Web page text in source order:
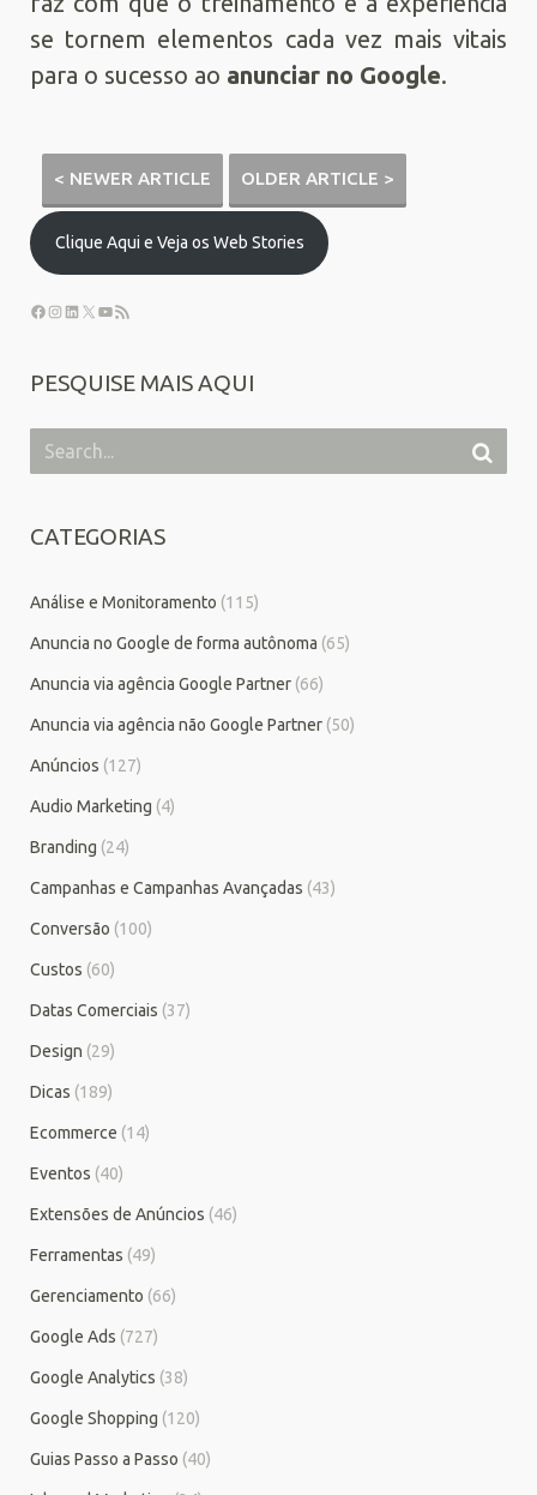
se tornem elementos cada vez mais vitais
para o sucesso ao anunciar no Google.
< NEWER ARTICLE OLDER ARTICLE >
Clique Aqui e Veja os Web Stories
PESQUISE MAIS AQUI
CATEGORIAS
Análise e Monitoramento (115)
Anuncia no Google de forma autônoma (65)
Anuncia via agência Google Partner (66)
Anuncia via agência não Google Partner (50)
Anúncios (127)
Audio Marketing (4)
Branding (24)
Campanhas e Campanhas Avançadas (43)
Conversão (100)
Custos (60)
Datas Comerciais (37)
Design (29)
Dicas (189)
Ecommerce (14)
Eventos (40)
Extensões de Anúncios (46)
Ferramentas (49)
Gerenciamento (66)
Google Ads (727)
Google Analytics (38)
Google Shopping (120)
Guias Passo a Passo (40)